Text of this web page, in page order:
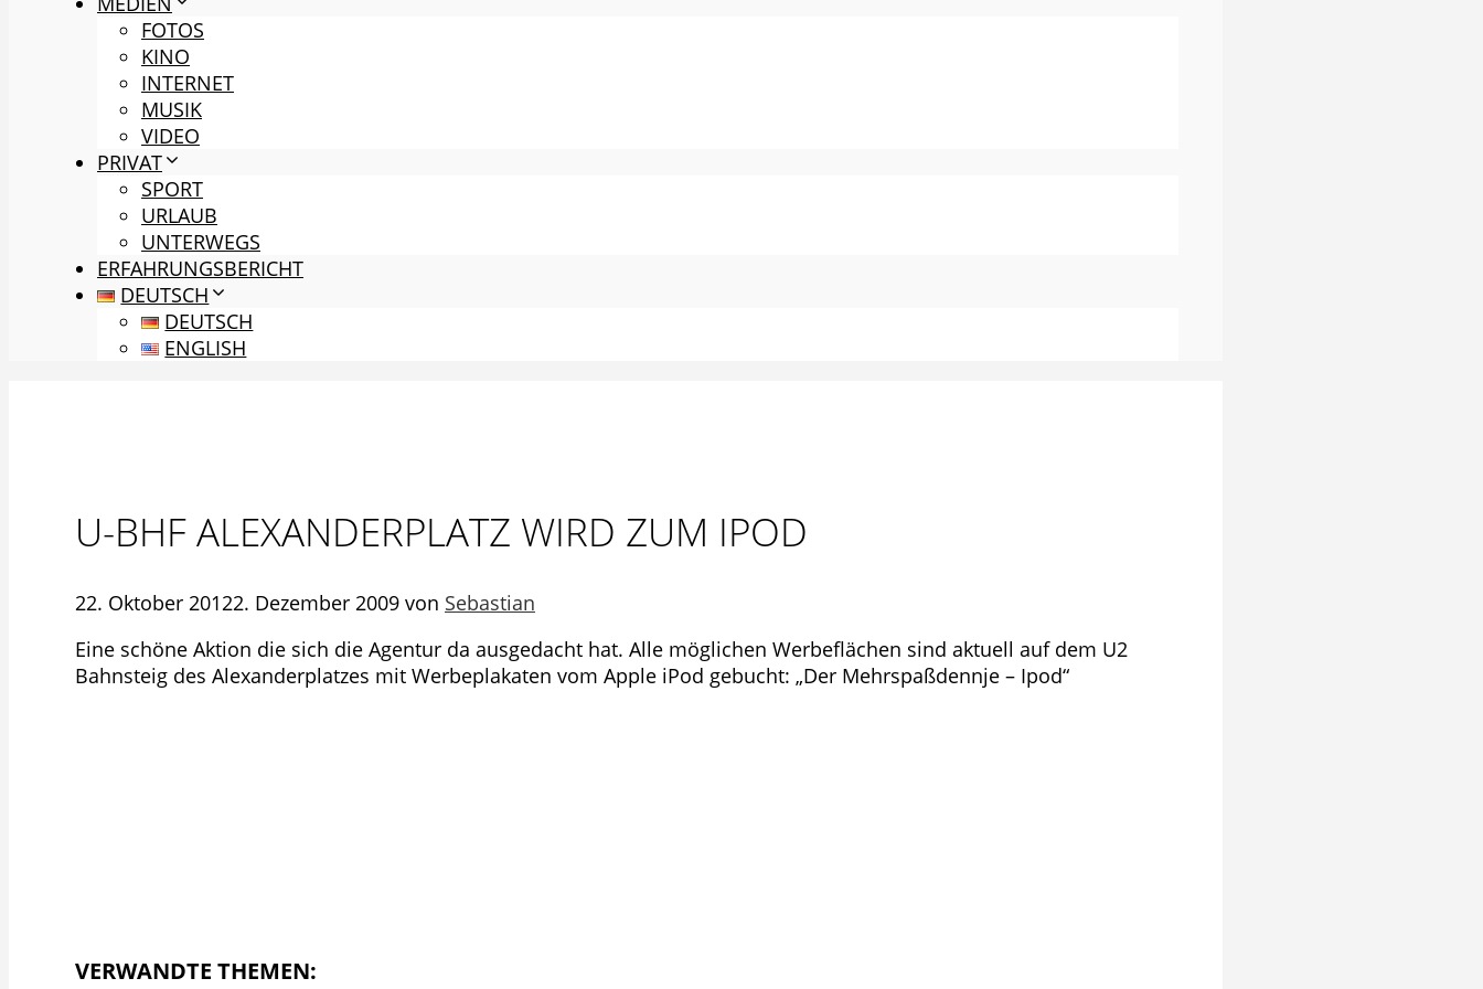
FOTOS
KINO
INTERNET
MUSIK
VIDEO
PRIVAT
SPORT
URLAUB
UNTERWEGS
ERFAHRUNGSBERICHT
DEUTSCH
DEUTSCH
ENGLISH
U-BHF ALEXANDERPLATZ WIRD ZUM IPOD
22. Oktober 20122. Dezember 2009 von Sebastian
Eine schöne Aktion die sich die Agentur da ausgedacht hat. Alle möglichen Werbeflächen sind aktuell auf dem U2
Bahnsteig des Alexanderplatzes mit Werbeplakaten vom Apple iPod gebucht: „Der Mehrspaßdennje – Ipod“
VERWANDTE THEMEN: